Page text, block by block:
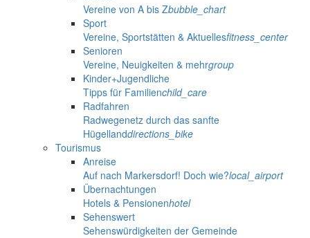
Vereine von A bis Zbubble_chart
Sport
Vereine, Sportstätten & Aktuellesfitness_center
Senioren
Vereine, Neuigkeiten & mehrgroup
Kinder+Jugendliche
Tipps für Familienchild_care
Radfahren
Radwegenetz durch das sanfte
Hügellanddirections_bike
Tourismus
Anreise
Auf nach Markersdorf! Doch wie?local_airport
Übernachtungen
Hotels & Pensionenhotel
Sehenswert
Sehenswürdigkeiten der Gemeinde